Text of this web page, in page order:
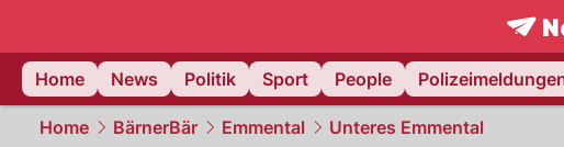
Home
News Politik Sport People
Home BärnerBär Emmental Unteres Emmental